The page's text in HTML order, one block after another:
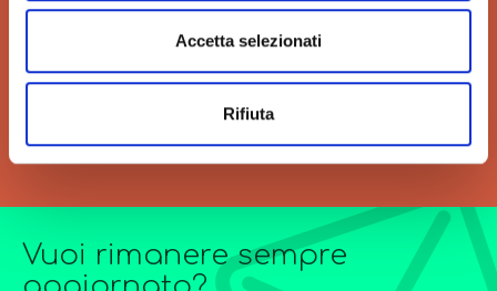
Accetta selezionati
Rifiuta
regalarti un'esperienza unica
disposizione per
grandi quantitativi o
forniture particolarmente
Vuoi rimanere sempre